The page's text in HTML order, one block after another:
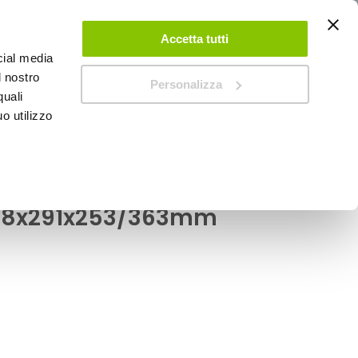
media
nostro
utilizzo
Accetta tutti
Personalizza
ACCEDI CREA UN ACCOUNT CONTATTACI
363mm